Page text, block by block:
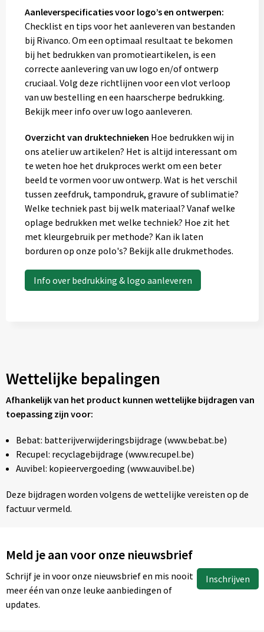
Aanleverspecificaties voor logo’s en ontwerpen:
Checklist en tips voor het aanleveren van bestanden
bij Rivanco. Om een optimaal resultaat te bekomen
bij het bedrukken van promotieartikelen, is een
correcte aanlevering van uw logo en/of ontwerp
cruciaal. Volg deze richtlijnen voor een vlot verloop
van uw bestelling en een haarscherpe bedrukking.
Bekijk meer info over uw logo aanleveren.
Overzicht van druktechnieken Hoe bedrukken wij in
ons atelier uw artikelen? Het is altijd interessant om
te weten hoe het drukproces werkt om een beter
beeld te vormen voor uw ontwerp. Wat is het verschil
tussen zeefdruk, tampondruk, gravure of sublimatie?
Welke techniek past bij welk materiaal? Vanaf welke
oplage bedrukken met welke techniek? Hoe zit het
met kleurgebruik per methode? Kan ik laten
borduren op onze polo's? Bekijk alle drukmethodes.
Info over bedrukking & logo aanleveren
Wettelijke bepalingen
Afhankelijk van het product kunnen wettelijke bijdragen van
toepassing zijn voor:
Bebat: batterijverwijderingsbijdrage (www.bebat.be)
Recupel: recyclagebijdrage (www.recupel.be)
Auvibel: kopieervergoeding (www.auvibel.be)
Deze bijdragen worden volgens de wettelijke vereisten op de
factuur vermeld.
Meld je aan voor onze nieuwsbrief
Schrijf je in voor onze nieuwsbrief en mis nooit
meer één van onze leuke aanbiedingen of
updates.
Inschrijven